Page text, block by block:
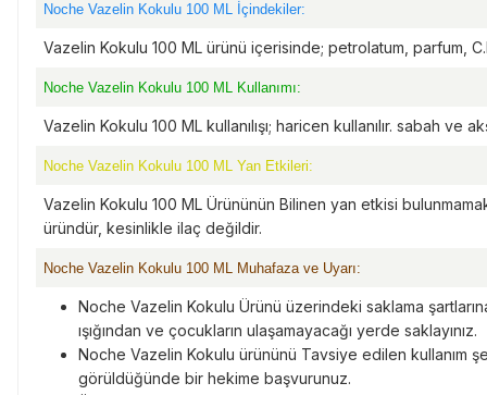
Noche Vazelin Kokulu 100 ML İçindekiler:
Vazelin Kokulu 100 ML ürünü içerisinde; petrolatum, parfum,
Noche Vazelin Kokulu 100 ML Kullanımı:
Vazelin Kokulu 100 ML kullanılışı; haricen kullanılır. sabah
Noche Vazelin Kokulu 100 ML Yan Etkileri:
Vazelin Kokulu 100 ML Ürününün Bilinen yan etkisi
üründür, kesinlikle ilaç değildir.
Noche Vazelin Kokulu 100 ML Muhafaza ve Uyarı:
Noche Vazelin Kokulu Ürünü üzerindeki saklama
ışığından ve çocukların ulaşamayacağı yerde saklayınız.
Noche Vazelin Kokulu ürününü Tavsiye edilen kullanım
görüldüğünde bir hekime başvurunuz.